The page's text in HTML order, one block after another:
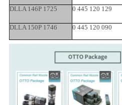
DLLA 146P 1725 0 445 120 129
DLLA 150P 1746 0 445 120 090